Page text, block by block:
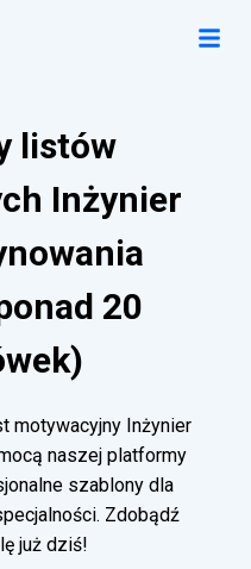
listów
Inżynier
20
motywacyjny Inżynier
naszej platformy
szablony dla
Zdobądź
już dziś!